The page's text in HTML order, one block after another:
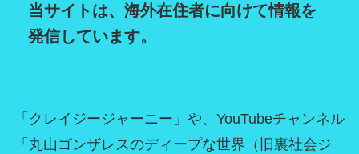
当サイトは、海外在住者に向けて情報を
発信しています。
「クレイジージャーニー」や、YouTubeチャンネル
「丸山ゴンザレスのディープな世界（旧裏社会ジ